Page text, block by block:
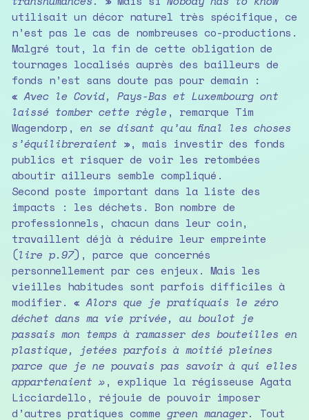
utilisait un décor naturel très spécifique, ce
n’est pas le cas de nombreuses co-productions.
Malgré tout, la fin de cette obligation de
tournages localisés auprès des bailleurs de
fonds n’est sans doute pas pour demain :
« Avec le Covid, Pays-Bas et Luxembourg ont
laissé tomber cette règle , remarque Tim
Wagendorp, en se disant qu’au final les choses
s’équilibreraient », mais investir des fonds
publics et risquer de voir les retombées
aboutir ailleurs semble compliqué.
Second poste important dans la liste des
impacts : les déchets. Bon nombre de
professionnels, chacun dans leur coin,
travaillent déjà à réduire leur empreinte
(lire p.97), parce que concernés
personnellement par ces enjeux. Mais les
vieilles habitudes sont parfois difficiles à
modifier. « Alors que je pratiquais le zéro
déchet dans ma vie privée, au boulot je
passais mon temps à ramasser des bouteilles en
plastique, jetées parfois à moitié pleines
parce que je ne pouvais pas savoir à qui elles
appartenaient », explique la régisseuse Agata
Licciardello, réjouie de pouvoir imposer
d’autres pratiques comme green manager.
Tout